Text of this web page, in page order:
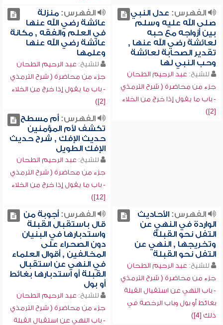
الفهرس: عدل النبي
صلى الله عليه وسلم
بين أزواجه مع حبه
لعائشة رضي الله عنها ,
تقدير الصحابة لعائشة
وحب النبي لها
للشيخ: عبد الرحيم الطحان
جزء من محاضرة ( شرح الترمذي
- باب ما يقول إذا خرج من الخلاء
[2])
الفهرس:منزلة
عائشة رضي الله عنها
في العلم والفقه , مكانة
عائشة رضي الله عنها
وعلمها
للشيخ: عبد الرحيم الطحان
جزء من محاضرة ( شرح الترمذي
- باب ما يقول إذا خرج من الخلاء
[2])
الفهرس:أم مسطح
تكشف لأم المؤمنين
حديث الإفك , شرح حديث
الإفك الطويل
للشيخ: عبد الرحيم الطحان
جزء من محاضرة ( شرح الترمذي
- باب ما يقول إذا خرج من الخلاء
[12])
الفهرس:الأحاديث
الواردة في النهي عن
التفل نحو القبلة
وتخريجها , النهي عن
التفل نحو القبلة
للشيخ: عبد الرحيم الطحان
جزء من محاضرة ( شرح الترمذي
- باب النهي عن استقبال القبلة
بغائط أو بول وباب الرخصة في
ذلك [4])
الفهرس:أجوبة من
قال باستقبال القبلة
واستدبارها في البنيان
دون الصحراء على
المخالفين , أقوال العلماء
في النهي عن استقبال
القبلة أو استدبارها بغائط
أو بول
للشيخ: عبد الرحيم الطحان
جزء من محاضرة ( شرح الترمذي
- باب النهي عن استقبال القبلة